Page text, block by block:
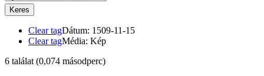
Keres
Clear tagDátum: 1509-11-15
Clear tagMédia: Kép
6 találat (0,074 másodperc)